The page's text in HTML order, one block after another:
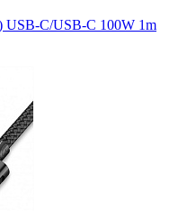
USB-C/USB-C 100W 1m